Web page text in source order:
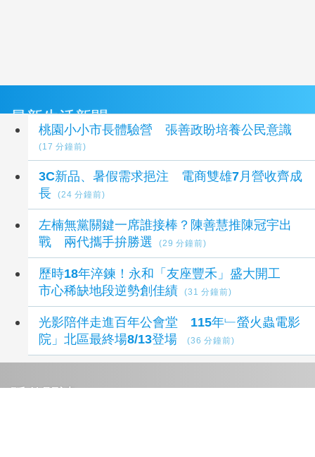
最新生活新聞
桃園小小市長體驗營 張善政盼培養公民意識
(17 分鐘前)
3C新品、暑假需求挹注 電商雙雄7月營收齊成
長
(24 分鐘前)
左楠無黨關鍵一席誰接棒？陳善慧推陳冠宇出
戰 兩代攜手拚勝選
(29 分鐘前)
歷時18年淬鍊！永和「友座豐禾」盛大開工
市心稀缺地段逆勢創佳績
(31 分鐘前)
光影陪伴走進百年公會堂 115年﹂螢火蟲電影
院」北區最終場8/13登場
(36 分鐘前)
延伸閱讀